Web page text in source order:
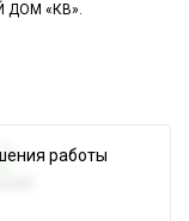
ДОМ «КВ».
работы